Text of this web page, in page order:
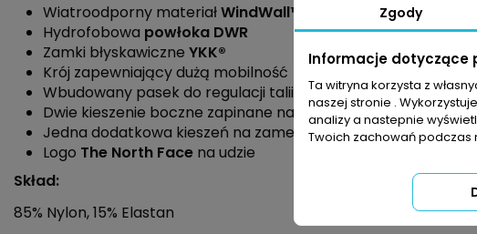
Wiatroodporny materiałWindWall™
Hydrofobowa powłoka DWR
Zamki błyskawiczne YKK®
Krój zapewniający dużą mobilność
Wbudowany pasek do regulacji talii
Dwie kieszenie boczne zapinane na zamek
Jedna dodatkowa kieszeń na zamek
Logo The North Face na udzie
Skład:
85% Nylon, 15% Elastan
Zgody
Informacje dotyczące
Ta witryna korzysta z
naszej stronie .
analizy a nastepnie
Twoich zachowań podczas